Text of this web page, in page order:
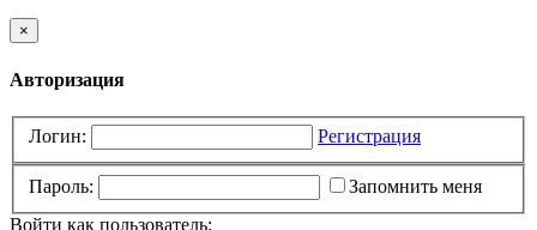
×
Авторизация
Логин: Регистрация
Пароль:
Запомнить меня
Войти как пользователь: